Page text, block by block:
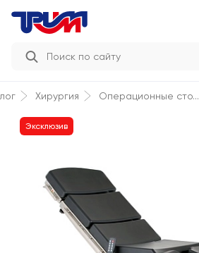
Хирургия Операционные сто...
Эксклюзив